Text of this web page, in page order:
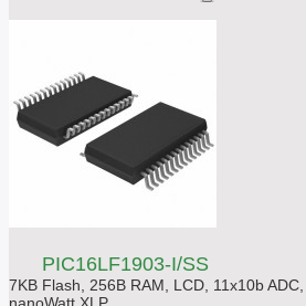
PIC16LF1903-I/SS
7KB Flash, 256B RAM, LCD, 11x10b ADC,